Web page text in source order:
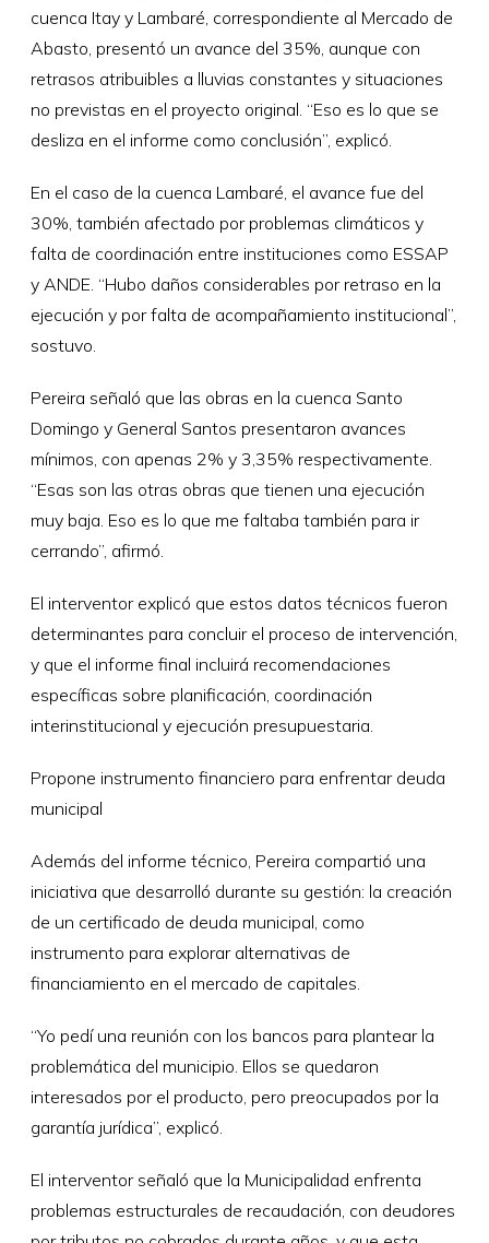
cuenca Itay y Lambaré, correspondiente al Mercado de
Abasto, presentó un avance del 35%, aunque con
retrasos atribuibles a lluvias constantes y situaciones
no previstas en el proyecto original. “Eso es lo que se
desliza en el informe como conclusión”, explicó.
En el caso de la cuenca Lambaré, el avance fue del
30%, también afectado por problemas climáticos y
falta de coordinación entre instituciones como ESSAP
y ANDE. “Hubo daños considerables por retraso en la
ejecución y por falta de acompañamiento institucional”,
sostuvo.
Pereira señaló que las obras en la cuenca Santo
Domingo y General Santos presentaron avances
mínimos, con apenas 2% y 3,35% respectivamente.
“Esas son las otras obras que tienen una ejecución
muy baja. Eso es lo que me faltaba también para ir
cerrando”, afirmó.
El interventor explicó que estos datos técnicos fueron
determinantes para concluir el proceso de intervención,
y que el informe final incluirá recomendaciones
específicas sobre planificación, coordinación
interinstitucional y ejecución presupuestaria.
Propone instrumento financiero para enfrentar deuda
municipal
Además del informe técnico, Pereira compartió una
iniciativa que desarrolló durante su gestión: la creación
de un certificado de deuda municipal, como
instrumento para explorar alternativas de
financiamiento en el mercado de capitales.
“Yo pedí una reunión con los bancos para plantear la
problemática del municipio. Ellos se quedaron
interesados por el producto, pero preocupados por la
garantía jurídica”, explicó.
El interventor señaló que la Municipalidad enfrenta
problemas estructurales de recaudación, con deudores